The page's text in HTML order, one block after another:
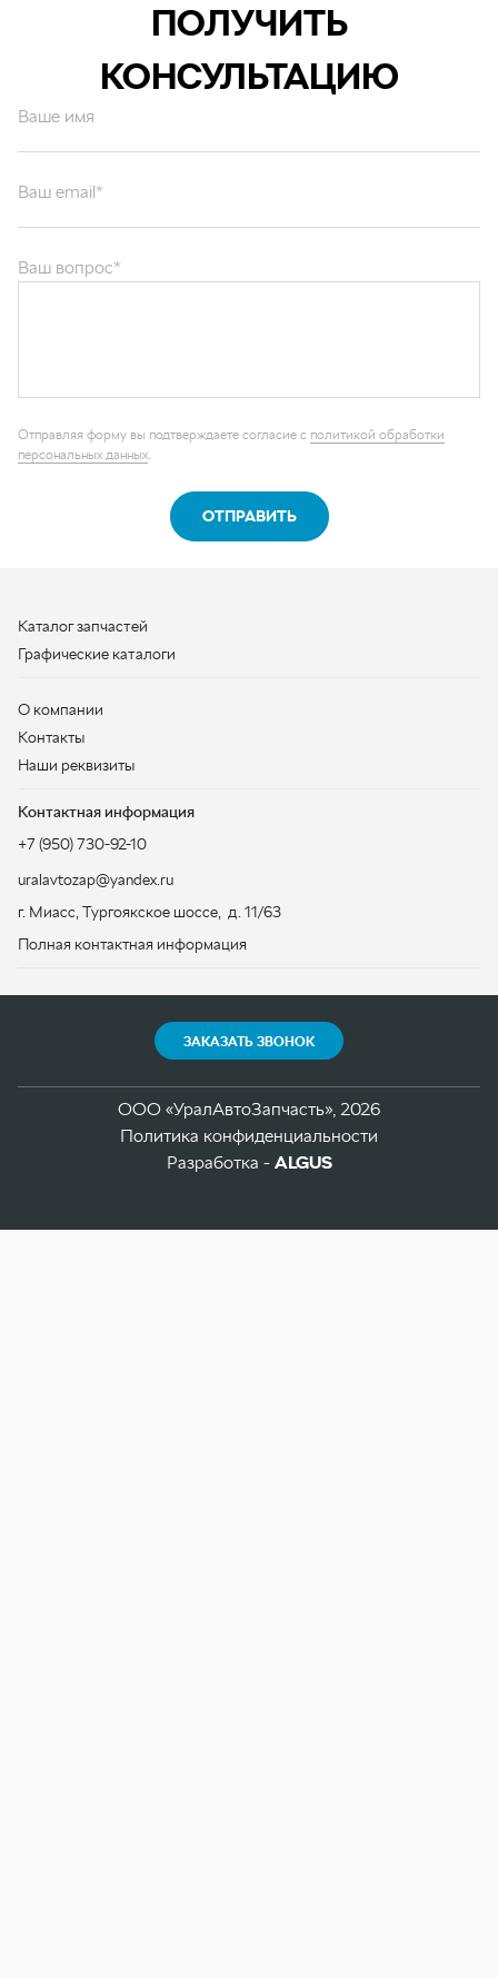
ПОЛУЧИТЬ
КОНСУЛЬТАЦИЮ
Ваше имя
персональных данных
Каталог запчастей
Контактная информация
+7 (950) 730-92-10
uralavtozap@yandex.ru
г. Миасс, Тургоякское шоссе, д. 11/63
Полная контактная информация
Политика конфиденциальности